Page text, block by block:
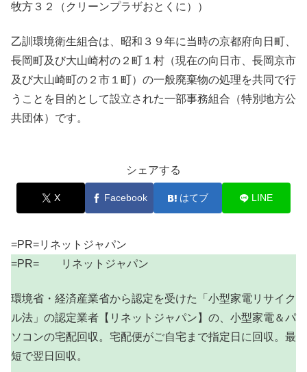
牧方３２（クリーンプラザおとくに））
乙訓環境衛生組合は、昭和３９年に当時の京都府向日町、
長岡町及び大山崎村の２町１村（現在の向日市、長岡京市
及び大山崎町の２市１町）の一般廃棄物の処理を共同で行
うことを目的として設立された一部事務組合（特別地方公
共団体）です。
シェアする
X Facebook はてブ LINE
=PR=リネットジャパン
=PR= リネットジャパン
環境省・経済産業省から認定を受けた「小型家電リサイク
ル法」の認定業者【リネットジャパン】の、小型家電＆パ
ソコンの宅配回収。宅配便がご自宅まで指定日に回収。最
短で翌日回収。